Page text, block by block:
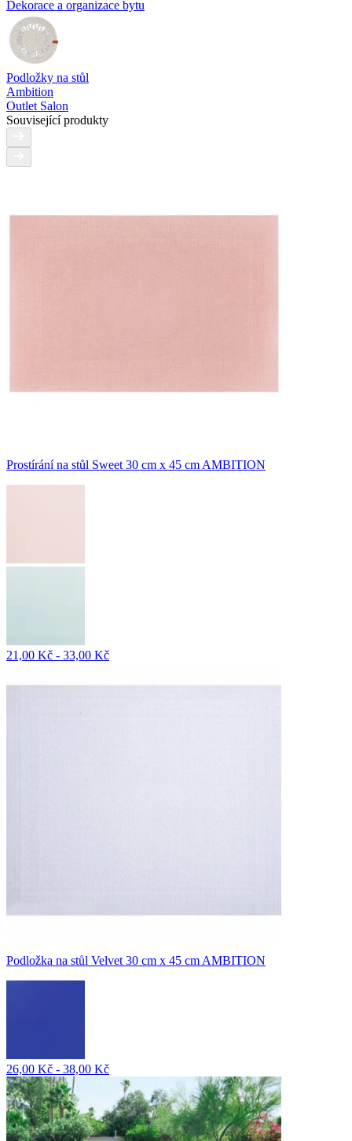
Dekorace a organizace bytu
Podložky na stůl
Ambition
Outlet Salon
Související produkty
Prostírání na stůl Sweet 30 cm x 45 cm AMBITION
21,00 Kč - 33,00 Kč
Podložka na stůl Velvet 30 cm x 45 cm AMBITION
26,00 Kč - 38,00 Kč